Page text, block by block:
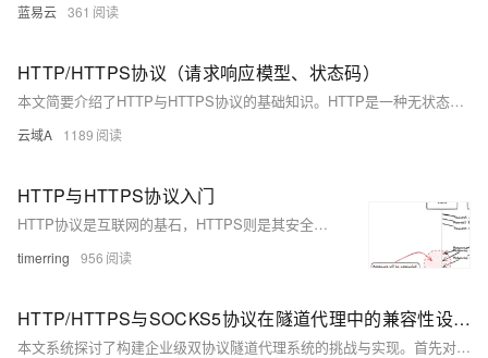
蓝易云 361
HTTP/HTTPS协议（请求响应模型、状态码）
本文简要介绍了HTTP与HTTPS协议的基础知识。HTTP是一种无状态的超文本传输协议，基于TCP/IP，常用80端口，通过请求-响应模型实现客户端与服务器间的通信；HTTPS为HTTP的安全版本，基于SSL/TLS加密技术，使用443端口，确保数据传输的安全性。文中还详细描述了HTTP请求方法（如GET、POST）、请求与响应头字段、状态码分类及意义，并对比了两者在请求-响应模型中的安全性差异。
云域A 1189
HTTP与HTTPS协议入门
HTTP协议是互联网的基石，HTTPS则是其安全版本。HTTP基于TCP/IP协议，属于应用层协议，不涉及数据包传输细节，主要规定客户端与服务器的通信格式，默认端口为80。
timerring 956
HTTP/HTTPS与SOCKS5协议在隧道代理中的兼容性设计解析
本文系统探讨了构建企业级双协议隧道代理系统的挑战与实现。首先对比HTTP/HTTPS和SOCKS5协议特性，分析其在工作模型、连接管理和加密方式上的差异。接着提出兼容性架构设计，包括双协议接入层与统一隧道内核，通过协议识别模块和分层设计实现高效转换。关键技术部分深入解析协议转换引擎、连接管理策略及加密传输方案，并从性能优化、安全增强到典型应用场景全面展开。最后指出未来发展趋势将更高效、安全与智能。